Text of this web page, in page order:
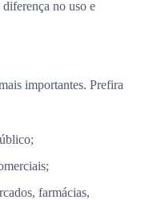
no uso e
importantes. Prefira
farmácias,